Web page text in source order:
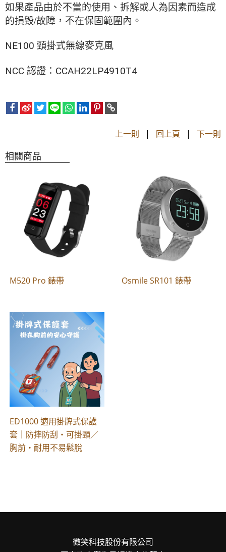
如果產品由於不當的使用、拆解或人為因素而造成
的損毀/故障，不在保固範圍內。
NE100 頸掛式無線麥克風
NCC 認證：CCAH22LP4910T4
上一則 | 回上頁 | 下一則
相關商品
M520 Pro 錶帶 Osmile SR101 錶帶
ED1000 適用掛牌式保護
套｜防摔防刮・可掛頸／
胸前・耐用不易鬆脫
微笑科技股份有限公司